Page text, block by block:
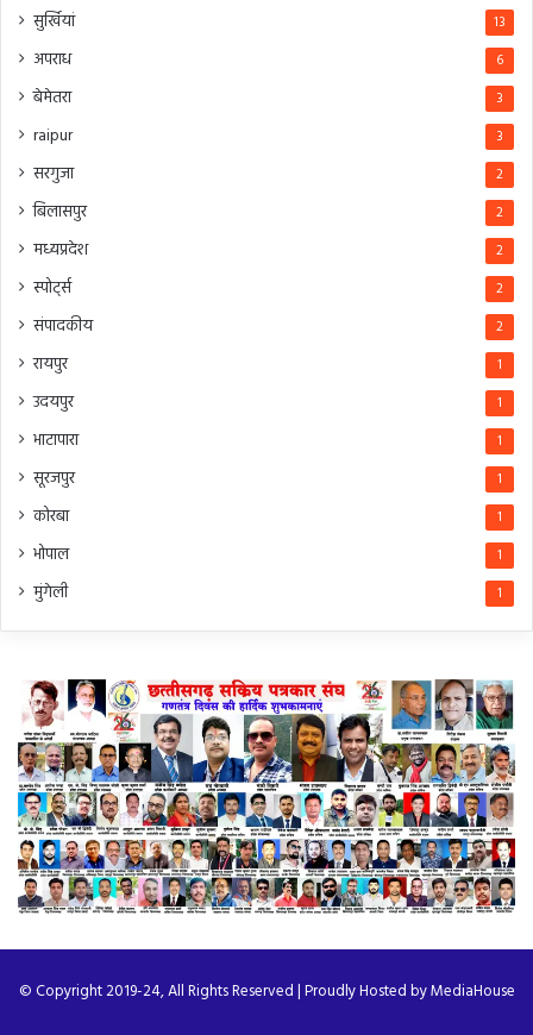
सुर्खियां 13
अपराध 6
बेमेतरा 3
raipur 3
सरगुजा 2
बिलासपुर 2
मध्यप्रदेश 2
स्पोर्ट्स 2
संपादकीय 2
रायपुर 1
उदयपुर 1
भाटापारा 1
सूरजपुर 1
कोरबा 1
भोपाल 1
मुंगेली 1
© Copyright 2019-24, All Rights Reserved | Proudly Hosted byMediaHouse